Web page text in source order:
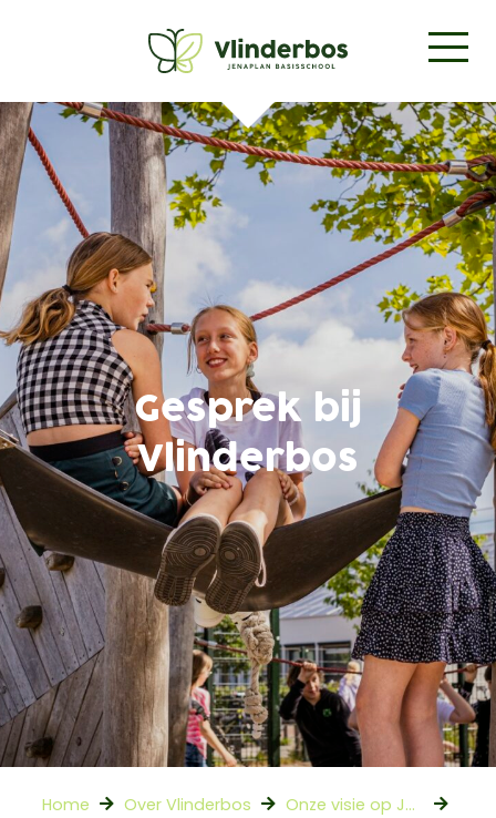
Gesprek bij
Vlinderbos
Home Over Vlinderbos
Onze visie op Jenaplan basisonderwijs